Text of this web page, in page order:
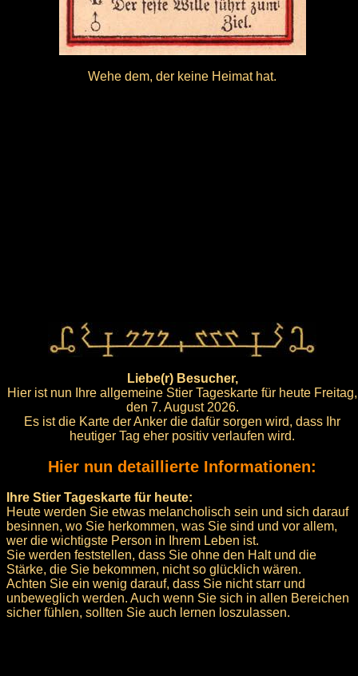
Wehe dem, der keine Heimat hat.
Liebe(r) Besucher,
Hier ist nun Ihre allgemeine Stier Tageskarte für heute Freitag,
den 7. August 2026.
Es ist die Karte der Anker die dafür sorgen wird, dass Ihr
heutiger Tag eher positiv verlaufen wird.
Hier nun detaillierte Informationen:
Ihre Stier Tageskarte für heute:
Heute werden Sie etwas melancholisch sein und sich darauf
besinnen, wo Sie herkommen, was Sie sind und vor allem,
wer die wichtigste Person in Ihrem Leben ist.
Sie werden feststellen, dass Sie ohne den Halt und die
Stärke, die Sie bekommen, nicht so glücklich wären.
Achten Sie ein wenig darauf, dass Sie nicht starr und
unbeweglich werden. Auch wenn Sie sich in allen Bereichen
sicher fühlen, sollten Sie auch lernen loszulassen.